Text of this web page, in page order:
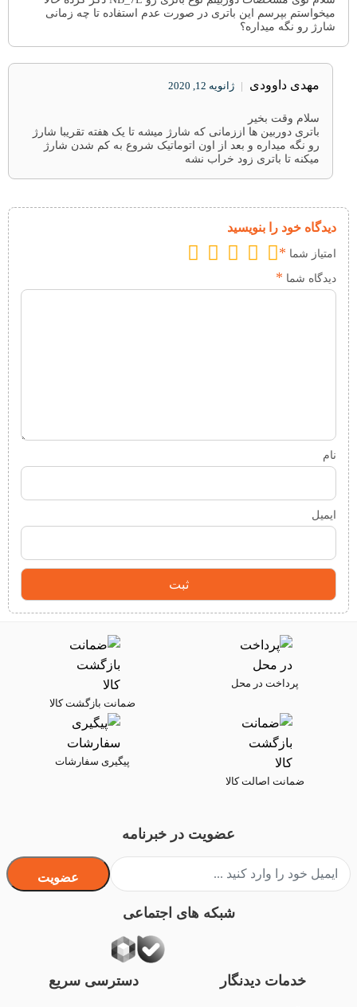
میخواستم بپرسم این باتری در صورت عدم استفاده تا چه زمانی
شارژ رو‌ نگه میداره؟
مهدی داوودی | ژانویه 12, 2020
سلام وقت بخیر
باتری دوربین ها اززمانی که شارژ میشه تا یک هفته تقریبا شارژ
رو نگه میداره و بعد از اون اتوماتیک شروع به کم شدن شارژ
میکنه تا باتری زود خراب نشه
دیدگاه خود را بنویسید
امتیاز شما *
دیدگاه شما *
نام
ایمیل
پرداخت در محل
ضمانت بازگشت کالا
ضمانت اصالت کالا
پیگیری سفارشات
خدمات دیدنگار دسترسی سریع
عضویت در خبرنامه
عضویت
شبکه های اجتماعی